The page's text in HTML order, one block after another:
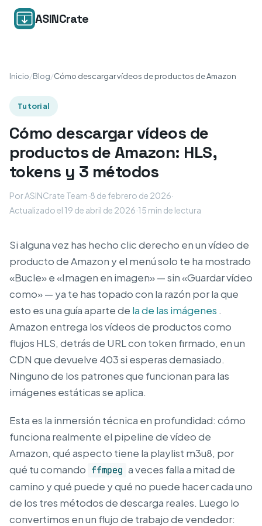
ASINCrate
Inicio/Blog/Cómo descargar vídeos de productos de Amazon
Tutorial
Cómo descargar vídeos de
productos de Amazon: HLS,
tokens y 3 métodos
Por ASINCrate Team·8 de febrero de 2026·
Actualizado el 19 de abril de 2026·15 min de lectura
Si alguna vez has hecho clic derecho en un vídeo de
producto de Amazon y el menú solo te ha mostrado
«Bucle» e «Imagen en imagen» — sin «Guardar vídeo
como» — ya te has topado con la razón por la que
esto es una guía aparte de la de las imágenes .
Amazon entrega los vídeos de productos como
flujos HLS, detrás de URL con token firmado, en un
CDN que devuelve 403 si esperas demasiado.
Ninguno de los patrones que funcionan para las
imágenes estáticas se aplica.
Esta es la inmersión técnica en profundidad: cómo
funciona realmente el pipeline de vídeo de
Amazon, qué aspecto tiene la playlist m3u8, por
qué tu comando ffmpeg a veces falla a mitad de
camino y qué puede y qué no puede hacer cada uno
de los tres métodos de descarga reales. Luego lo
convertimos en un flujo de trabajo de vendedor: